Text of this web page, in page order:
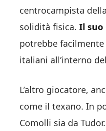
centrocampista
solidità fisica. Il suo
potrebbe
italiani all’interno
L’altro giocatore,
come il texano. In
Comolli sia da Tudor.